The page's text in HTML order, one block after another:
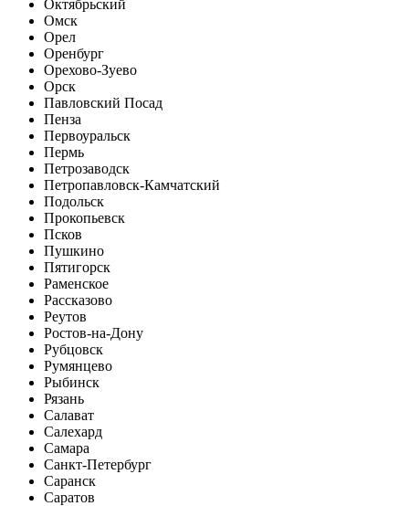
Октябрьский
Омск
Орел
Оренбург
Орехово-Зуево
Орск
Павловский Посад
Пенза
Первоуральск
Пермь
Петрозаводск
Петропавловск-Камчатский
Подольск
Прокопьевск
Псков
Пушкино
Пятигорск
Раменское
Рассказово
Реутов
Ростов-на-Дону
Рубцовск
Румянцево
Рыбинск
Рязань
Салават
Салехард
Самара
Санкт-Петербург
Саранск
Саратов